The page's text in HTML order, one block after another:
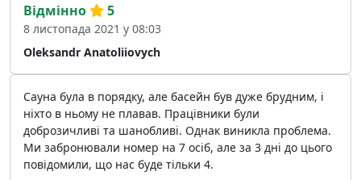
Oleksandr Anatoliiovych
Відмінно 5
8 листопада 2021 у 08:03
Сауна була в порядку, але басейн був дуже брудним, і
ніхто в ньому не плавав. Працівники були
доброзичливі та шанобливі. Однак виникла проблема.
Ми забронювали номер на 7 осіб, але за 3 дні до цього
повідомили, що нас буде тільки 4.